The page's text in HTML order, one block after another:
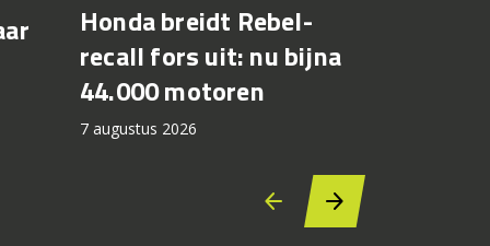
Honda breidt Rebel-
recall fors uit: nu bijna
44.000 motoren
7 augustus 2026